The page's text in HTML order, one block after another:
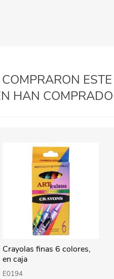
ESTE
HAN COMPRADO
Crayolas finas 6 colores,
en caja
E0194